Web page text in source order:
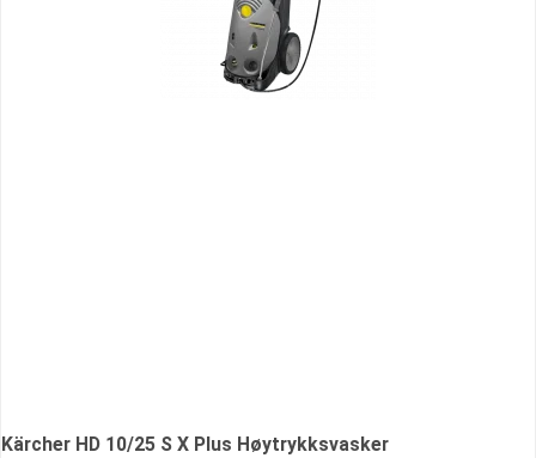
Kärcher HD 10/25 S X Plus Høytrykksvasker